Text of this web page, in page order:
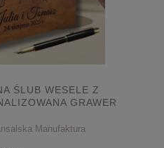
ŚLUB WESELE Z
GRAWER
Manufaktura